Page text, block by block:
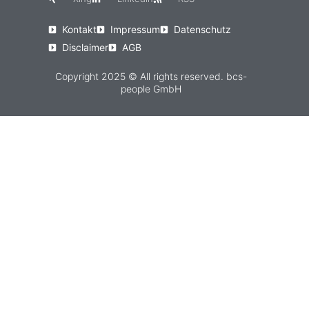
Kontakt Impressum
Datenschutz
Disclaimer
AGB
Copyright 2025 © All rights reserved. bcs-
people GmbH